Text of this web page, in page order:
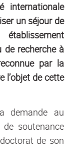
internationale
un séjour de
de recherche à
par la
l’objet de cette
demande au
soutenance
de son